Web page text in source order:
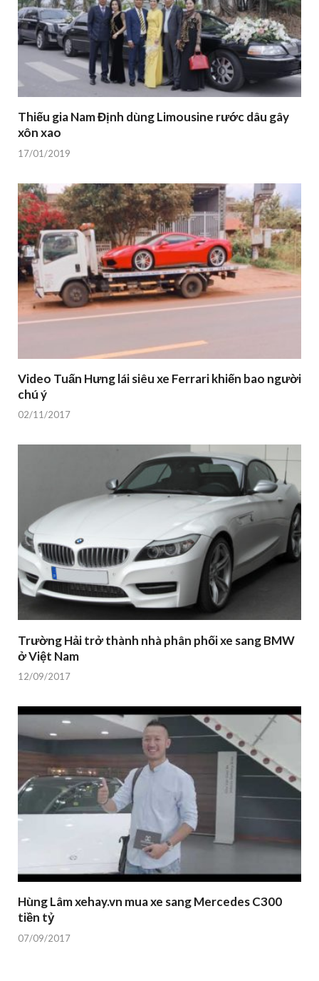
Thiếu gia Nam Định dùng Limousine rước dâu gây
xôn xao
17/01/2019
Video Tuấn Hưng lái siêu xe Ferrari khiến bao người
chú ý
02/11/2017
Trường Hải trở thành nhà phân phối xe sang BMW
ở Việt Nam
12/09/2017
Hùng Lâm xehay.vn mua xe sang Mercedes C300
tiền tỷ
07/09/2017